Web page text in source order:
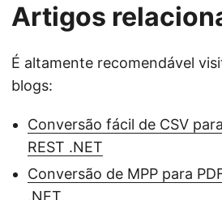
Artigos
É altamente recomendável
blogs:
Conversão fácil de CSV
REST .NET
Conversão de MPP para
.NET